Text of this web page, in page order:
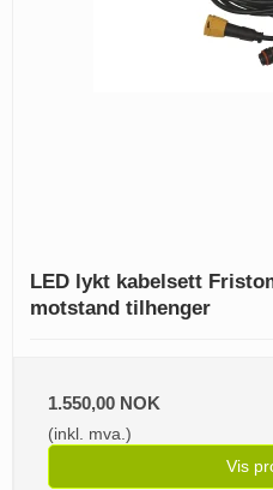
LED lykt kabelsett
motstand tilhenger
1.550,00 NOK
(inkl. mva.)
Vis